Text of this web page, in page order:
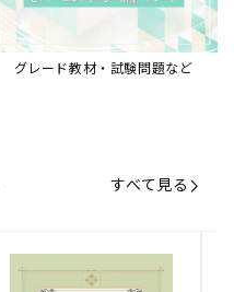
グレード教材・試験問題など
すべて見る